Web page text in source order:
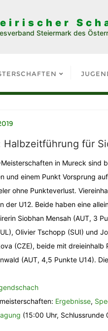
Steiermark des
Halbzeitführung für
Meisterschaften in Mureck sind
und einem Punkt Vorsprung
ohne Punkteverlust.
der U12. Beide haben eine
Siobhan Mensah (AUT, 3
Olivier Tschopp (SUI) und
(CZE), beide mit
(AUT, 4,5 Punkte U14).
Ergebnisse,
(15:00 Uhr, Schlussrunde